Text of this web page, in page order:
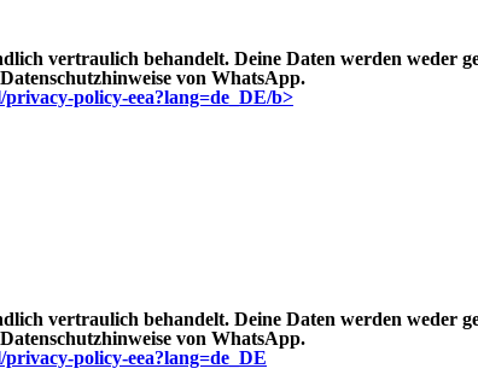
vertraulich behandelt. Deine Daten werden weder
von WhatsApp.
policy-eea?lang=de_DE/b>
vertraulich behandelt. Deine Daten werden weder
von WhatsApp.
policy-eea?lang=de_DE